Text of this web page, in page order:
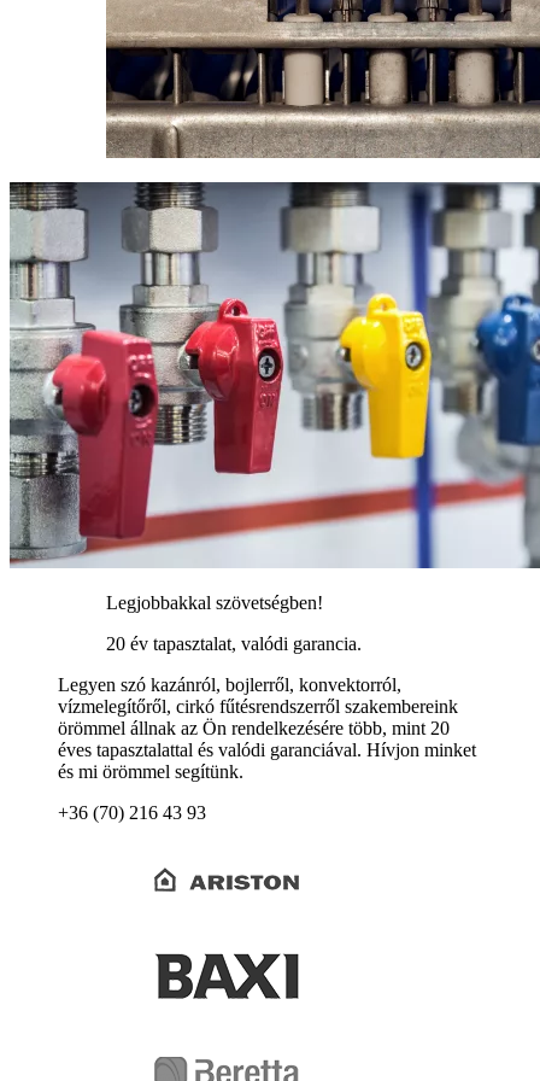
Legjobbakkal szövetségben!
20 év tapasztalat, valódi garancia.
Legyen szó kazánról, bojlerről, konvektorról,
vízmelegítőről, cirkó fűtésrendszerről szakembereink
örömmel állnak az Ön rendelkezésére több, mint 20
éves tapasztalattal és valódi garanciával. Hívjon minket
és mi örömmel segítünk.
+36 (70) 216 43 93